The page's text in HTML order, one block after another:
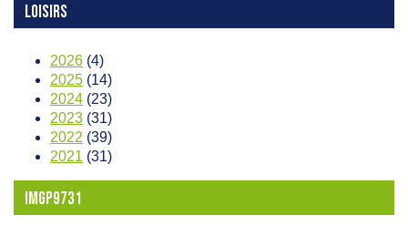
LOISIRS
2026 (4)
2025 (14)
2024 (23)
2023 (31)
2022 (39)
2021 (31)
IMGP9731